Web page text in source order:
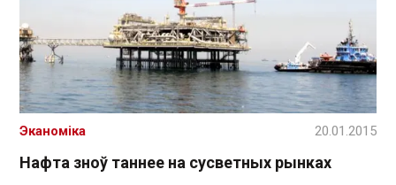
Нафта зноў таннее на сусветных рынках
Эканоміка 20.01.2015